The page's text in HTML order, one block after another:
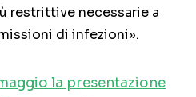
restrittive necessarie a
di infezioni».
la presentazione